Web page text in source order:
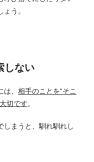
う。
しない
、 相手のことを“そこ
切です。
しまうと、馴れ馴れし